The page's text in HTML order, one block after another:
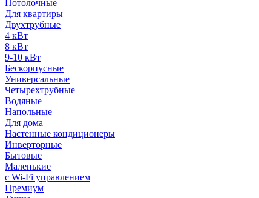
Потолочные
Для квартиры
Двухтрубные
4 кВт
8 кВт
9-10 кВт
Бескорпусные
Универсальные
Четырехтрубные
Водяные
Напольные
Для дома
Настенные кондиционеры
Инверторные
Бытовые
Маленькие
с Wi-Fi управлением
Премиум